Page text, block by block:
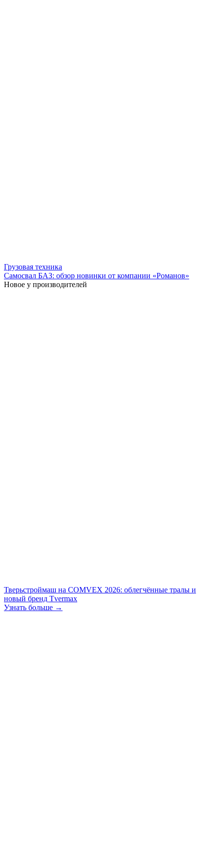
Грузовая техника
Самосвал БАЗ: обзор новинки от компании «Романов»
Новое у производителей
Тверьстроймаш на COMVEX 2026: облегчённые тралы и
новый бренд Tvermax
Узнать больше →